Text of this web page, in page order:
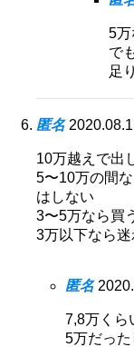
5万
で
足
匿名
10万越えで出
5〜10万の間
はしない
3〜5万なら買
3万以下なら迷
匿名
7,8万くら
5万だっ